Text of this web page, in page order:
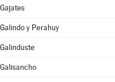
Gajates
Galindo y Perahuy
Galinduste
Galisancho